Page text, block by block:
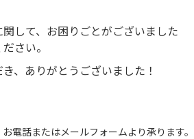
して、お困りごとがございました
さい。
、ありがとうございました！
電話またはメールフォームより承ります。